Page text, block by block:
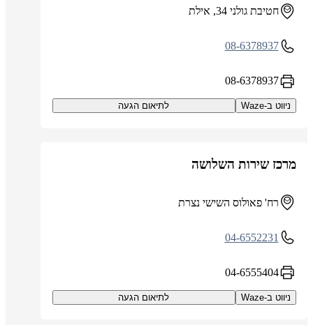
חטיבת גולני 34, אילת
08-6378937
08-6378937
ניווט ב-Waze לתיאום הגעה
מרכז שירות השלושה
רח' פאולוס השישי נצרת
04-6552231
04-6555404
ניווט ב-Waze לתיאום הגעה